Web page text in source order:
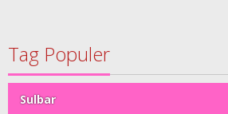
Tag Populer
Sulbar